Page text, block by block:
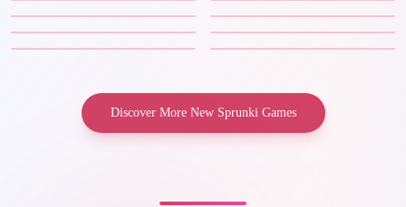
Discover More New Sprunki Games